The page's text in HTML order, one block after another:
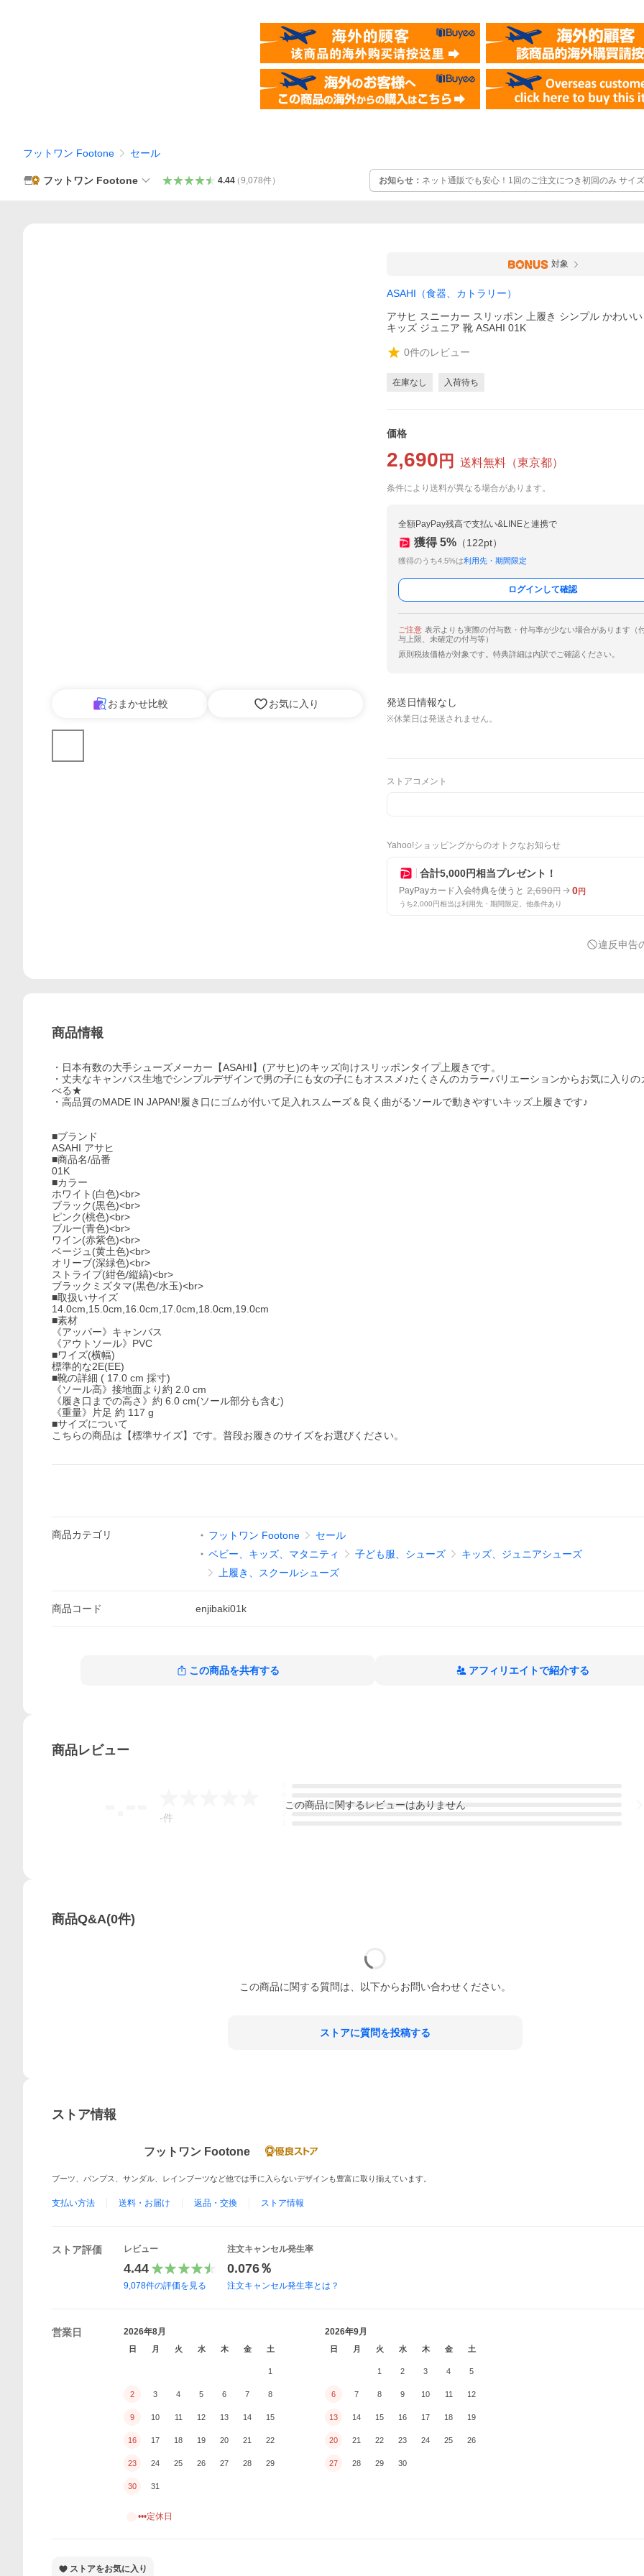
フットワン Footone セール
フットワン Footone 4.44（9,078件） お知らせ： ネット通販でも安心！1回のご注文につき初回のみ サイ
サイズ交換可能
おまかせ比較 お気に入り
対象
ASAHI（食器、カトラリー）
アサヒ スニーカー スリッポン 上履き シンプル かわい
キッズ ジュニア 靴 ASAHI 01K
0件のレビュー
在庫なし 入荷待ち
価格
2,690 円 送料無料 （東京都）
条件により送料が異なる場合があります。
全額PayPay残高で支払い&LINEと連携で
獲得 5% （122pt）
獲得のうち4.5%は利用先・期間限定
ログインして確認
ご注意 表示よりも実際の付与数・付与率が少ない場合があります（
与上限、未確定の付与等）
原則税抜価格が対象です。特典詳細は内訳でご確認ください。
発送日情報なし
※休業日は発送されません。
ストアコメント
Yahoo!ショッピングからのオトクなお知らせ
合計5,000円相当プレゼント！
PayPayカード入会特典を使うと 2,690円 0円
うち2,000円相当は利用先・期間限定。他条件あり
違反申告
商品情報
・日本有数の大手シューズメーカー【ASAHI】(アサヒ)のキッズ向けスリッポンタイプ上履きです。
・丈夫なキャンバス生地でシンプルデザインで男の子にも女の子にもオススメ♪たくさんのカラーバリエーションからお気に入りの
べる★
・高品質のMADE IN JAPAN!履き口にゴムが付いて足入れスムーズ＆良く曲がるソールで動きやすいキッズ上履きです♪
■ブランド
ASAHI アサヒ
■商品名/品番
01K
■カラー
ホワイト(白色)<br>
ブラック(黒色)<br>
ピンク(桃色)<br>
ブルー(青色)<br>
ワイン(赤紫色)<br>
ベージュ(黄土色)<br>
オリーブ(深緑色)<br>
ストライプ(紺色/縦縞)<br>
ブラックミズタマ(黒色/水玉)<br>
■取扱いサイズ
14.0cm,15.0cm,16.0cm,17.0cm,18.0cm,19.0cm
■素材
《アッパー》キャンバス
《アウトソール》PVC
■ワイズ(横幅)
標準的な2E(EE)
■靴の詳細 ( 17.0 cm 採寸)
《ソール高》接地面より約 2.0 cm
《履き口までの高さ》約 6.0 cm(ソール部分も含む)
《重量》片足 約 117 g
■サイズについて
こちらの商品は【標準サイズ】です。普段お履きのサイズをお選びください。
商品カテゴリ フットワン Footone
セール
ベビー、キッズ、マタニティ
子ども服、シューズ
キッズ、ジュニアシューズ
上履き、スクールシューズ
商品コード enjibaki01k
この商品を共有する アフィリエイトで紹介する
商品レビュー
-件
この商品に関するレビューはありません
商品Q&A(0件)
この商品に関する質問は、以下からお問い合わせください。
ストアに質問を投稿する
ストア情報
フットワン Footone
ブーツ、パンプス、サンダル、レインブーツなど他では手に入らないデザインも豊富に取り揃えています。
支払い方法 送料・お届け 返品・交換 ストア情報
ストア評価 レビュー
4.44
9,078件の評価を見る
注文キャンセル発生率
0.076％
注文キャンセル発生率とは？
営業日 2026年8月
日 月 火 水 木 金 土
1
2 3 4 5 6 7 8
9 10 11 12 13 14 15
16 17 18 19 20 21 22
23 24 25 26 27 28 29
30 31
2026年9月
日 月 火 水 木 金 土
1 2 3 4 5
6 7 8 9 10 11 12
13 14 15 16 17 18 19
20 21 22 23 24 25 26
27 28 29 30
•••定休日
ストアをお気に入り